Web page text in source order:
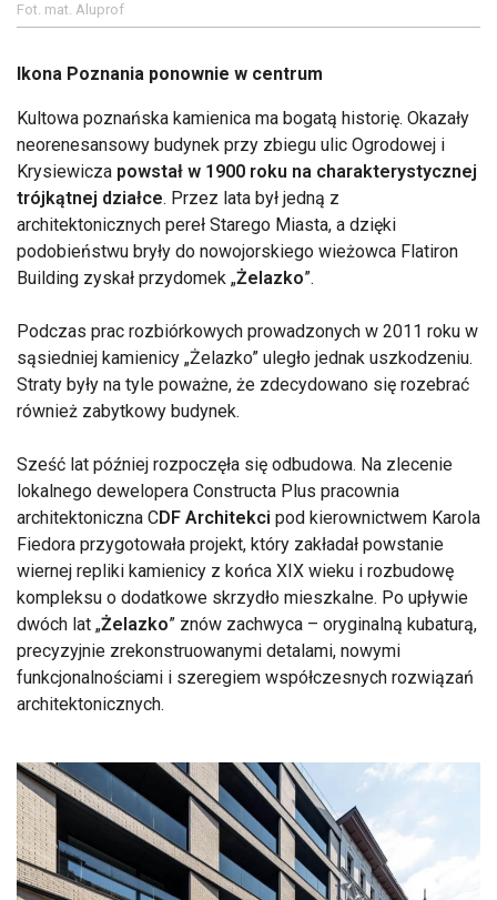
Fot. mat. Aluprof
Ikona Poznania ponownie w centrum
Kultowa poznańska kamienica ma bogatą historię. Okazały
neorenesansowy budynek przy zbiegu ulic Ogrodowej i
Krysiewicza powstał w 1900 roku na charakterystycznej
trójkątnej działce. Przez lata był jedną z
architektonicznych pereł Starego Miasta, a dzięki
podobieństwu bryły do nowojorskiego wieżowca Flatiron
Building zyskał przydomek „Żelazko”.
Podczas prac rozbiórkowych prowadzonych w 2011 roku w
sąsiedniej kamienicy „Żelazko” uległo jednak uszkodzeniu.
Straty były na tyle poważne, że zdecydowano się rozebrać
również zabytkowy budynek.
Sześć lat później rozpoczęła się odbudowa. Na zlecenie
lokalnego dewelopera Constructa Plus pracownia
architektoniczna CDF Architekci pod kierownictwem Karola
Fiedora przygotowała projekt, który zakładał powstanie
wiernej repliki kamienicy z końca XIX wieku i rozbudowę
kompleksu o dodatkowe skrzydło mieszkalne. Po upływie
dwóch lat „Żelazko” znów zachwyca – oryginalną kubaturą,
precyzyjnie zrekonstruowanymi detalami, nowymi
funkcjonalnościami i szeregiem współczesnych rozwiązań
architektonicznych.